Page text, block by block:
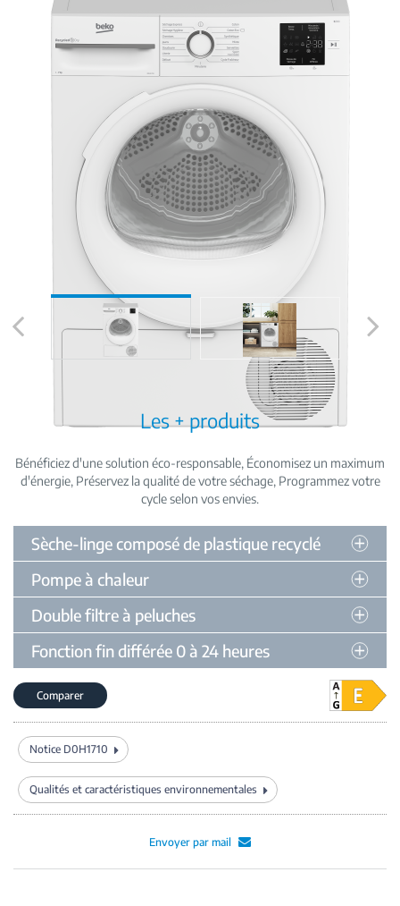
Les + produits
Bénéficiez d'une solution éco-responsable Économisez un maximum
d'énergie Préservez la qualité de votre séchage Programmez votre
cycle selon vos envies
Sèche-linge composé de plastique recyclé
Pompe à chaleur
Double filtre à peluches
Fonction fin différée 0 à 24 heures
Comparer
Notice D0H1710
Qualités et caractéristiques environnementales
Envoyer par mail